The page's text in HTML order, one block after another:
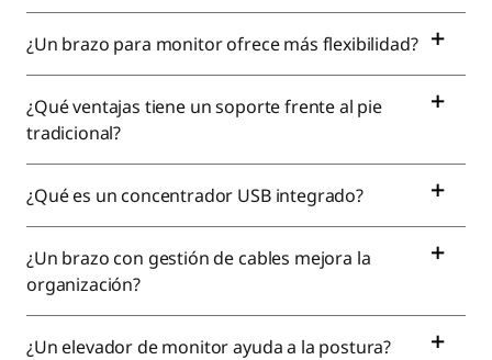
¿Un brazo para monitor ofrece más flexibilidad?
¿Qué ventajas tiene un soporte frente al pie
tradicional?
¿Qué es un concentrador USB integrado?
¿Un brazo con gestión de cables mejora la
organización?
¿Un elevador de monitor ayuda a la postura?